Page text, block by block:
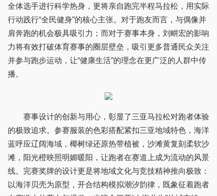
全体选手进行科学热身，更将亲自跑完半程马拉松，用实际
行动践行“全民健身”的核心主张。对于跑友而言，与偶像并
肩奔跑的机会极具吸引力；而对于赛事本身，刘畊宏的影响
力将有效打破体育赛事的圈层壁垒，吸引更多普通民众关注
并参与跑步运动，让“健康生活”的理念在更广泛的人群中传
播。
赛事设计的创新与用心，彰显了三亚马拉松对跑者体验
的极致追求。参赛服装的色彩搭配紧扣三亚地域特色，海洋
蓝呼应辽阔海域，椰树绿还原热带植被，沙滩黄复刻柔软沙
滩，阳光橙映照明媚暖阳，让跑者在赛道上成为流动的风景
线。完赛奖牌的设计更是将地域文化与竞技精神推向极致：
以海洋贝壳为原型，开合结构模拟潮汐韵律，既象征着跑者